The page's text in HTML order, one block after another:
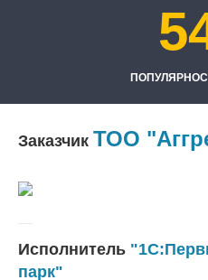
Заказчик ТОО
Исполнитель
парк"